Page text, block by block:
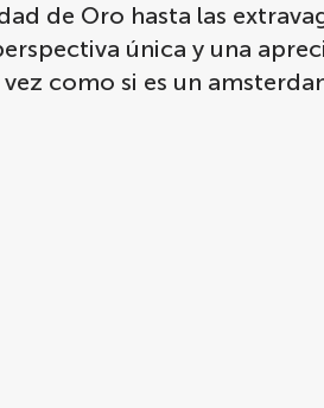
de Oro hasta las
única y una
como si es un